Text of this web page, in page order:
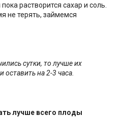
растворится сахар и соль.
не терять, займемся
сутки, то лучше их
оставить на 2-3 часа.
лучше всего плоды